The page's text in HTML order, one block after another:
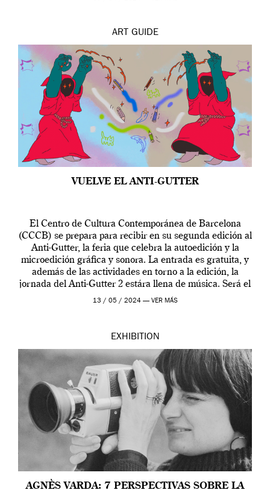
ART GUIDE
VUELVE EL ANTI-GUTTER
El Centro de Cultura Contemporánea de Barcelona
(CCCB) se prepara para recibir en su segunda edición al
Anti-Gutter, la feria que celebra la autoedición y la
microedición gráfica y sonora. La entrada es gratuita, y
además de las actividades en torno a la edición, la
jornada del Anti-Gutter 2 estára llena de música. Será el
[…]
13 / 05 / 2024 — VER MÁS
EXHIBITION
AGNÈS VARDA: 7 PERSPECTIVAS SOBRE LA